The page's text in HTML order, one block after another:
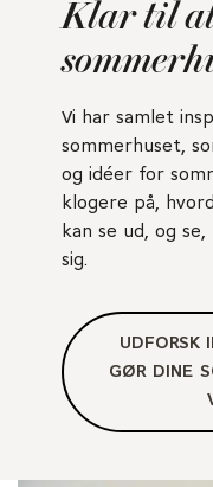
Klar til
Vi har samlet
sommerhuset,
og idéer for
klogere på,
kan se ud, og
sig.
UDFORSK
GØR DINE